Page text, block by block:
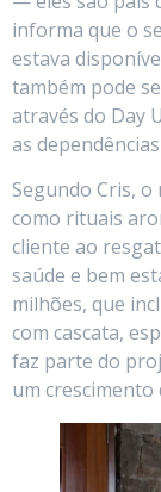
informa que o
estava
também pode
através do Day
as
Segundo Cris, o
como rituais
cliente ao
saúde e bem
milhões, que
com cascata,
faz parte do
um crescimento